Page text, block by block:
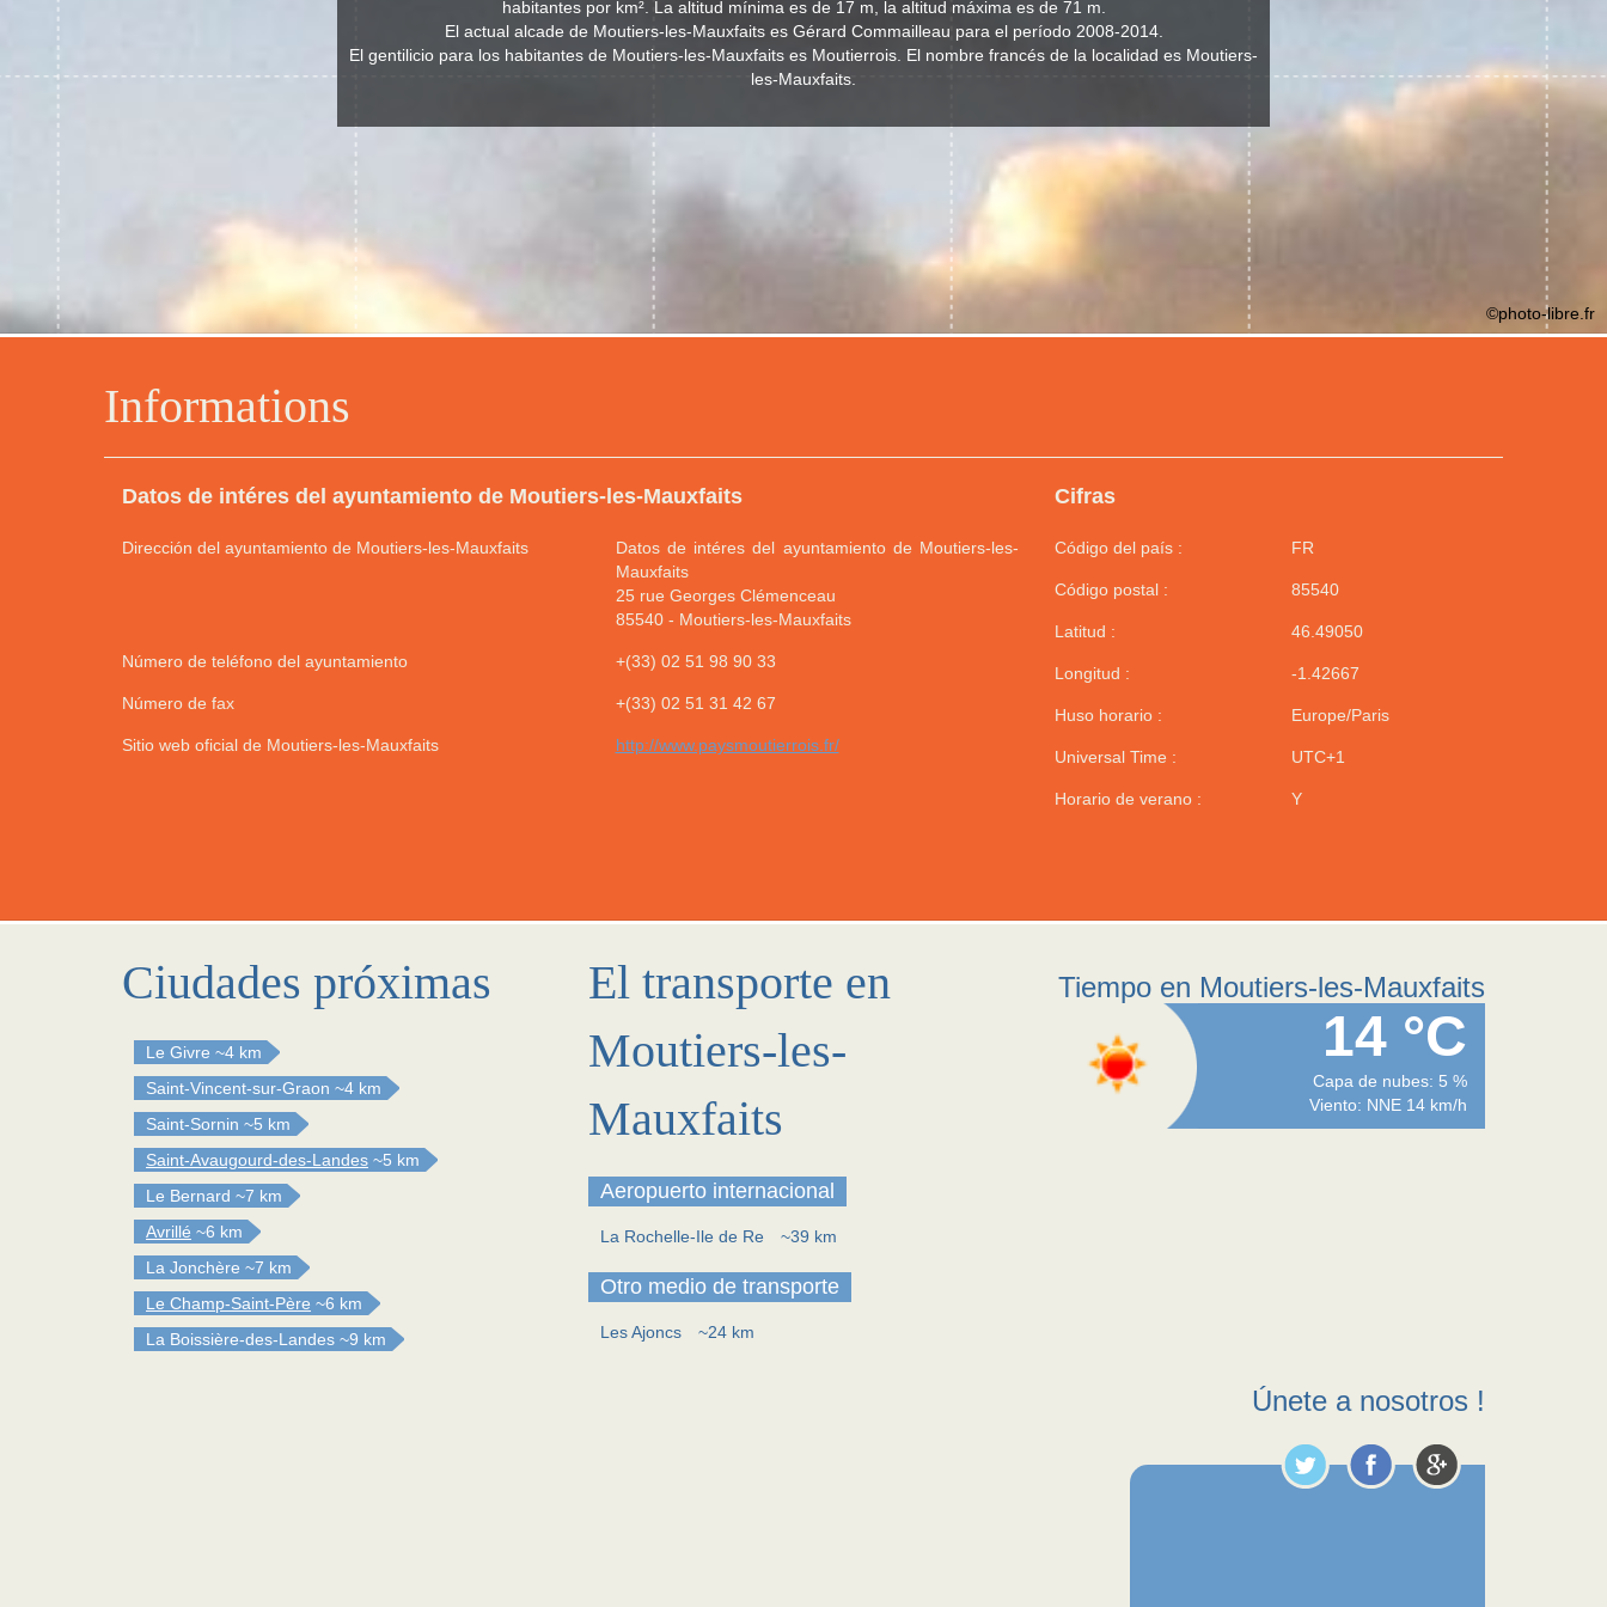
Informations
Datos de intéres del ayuntamiento de Moutiers-les-Mauxfaits
Dirección del ayuntamiento de Moutiers-les-Mauxfaits
Datos de intéres del ayuntamiento de Moutiers-les-
Mauxfaits
25 rue Georges Clémenceau
85540- Moutiers-les-Mauxfaits
Número de teléfono del ayuntamiento +(33) 02 51 98 90 33
Número de fax +(33) 02 51 31 42 67
Sitio web oficial de Moutiers-les-Mauxfaits http://www.paysmoutierrois.fr/
Cifras
Código del país : FR
Código postal : 85540
Latitud : 46.49050
Longitud : -1.42667
Huso horario : Europe/Paris
Universal Time : UTC+1
Horario de verano : Y
habitantes por km². La altitud mínima es de 17 m, la altitud máxima es de 71 m.
El actual alcade de Moutiers-les-Mauxfaits es Gérard Commailleau para el período 2008-2014.
El gentilicio para los habitantes de Moutiers-les-Mauxfaits es Moutierrois. El nombre francés de la localidad es Moutiers-
les-Mauxfaits.
©photo-libre.fr
Ciudades próximas
Le Givre ~4 km
Saint-Vincent-sur-Graon ~4 km
Saint-Sornin ~5 km
Saint-Avaugourd-des-Landes ~5 km
Le Bernard ~7 km
Avrillé ~6 km
La Jonchère ~7 km
Le Champ-Saint-Père ~6 km
La Boissière-des-Landes ~9 km
El transporte en
Moutiers-les-
Mauxfaits
Aeropuerto internacional
La Rochelle-Ile de Re ~39 km
Otro medio de transporte
Les Ajoncs ~24 km
Tiempo en Moutiers-les-Mauxfaits
14 °C
Capa de nubes: 5 %
Viento: NNE 14 km/h
Únete a nosotros !